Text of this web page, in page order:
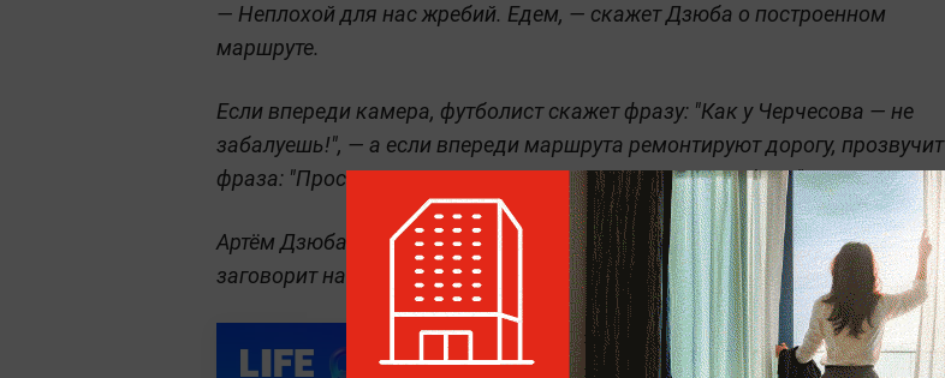
— Неплохой для нас жребий. Едем, — скажет Дзюба о построенном
маршруте.
Если впереди камера, футболист скажет фразу: "Как у Черчесова — не
забалуешь!", — а если впереди маршрута ремонтируют дорогу, прозвучит
фраза: "Прострел не выйдет — впереди дорожные работы".
Артём Дзюба стал первым российским спортсменом, голосом которого
заговорит навигатор.